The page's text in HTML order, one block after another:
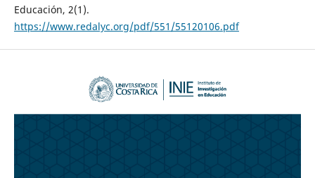
Educación, 2(1).
https://www.redalyc.org/pdf/551/55120106.pdf